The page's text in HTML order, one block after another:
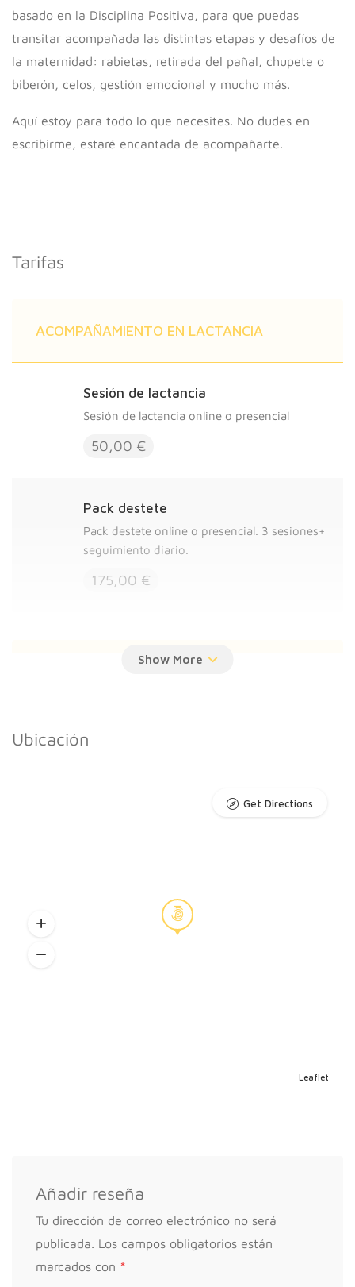
basado en la Disciplina Positiva, para que puedas
transitar acompañada las distintas etapas y desafíos de
la maternidad: rabietas, retirada del pañal, chupete o
biberón, celos, gestión emocional y mucho más.
Aquí estoy para todo lo que necesites. No dudes en
escribirme, estaré encantada de acompañarte.
Tarifas
ACOMPAÑAMIENTO EN LACTANCIA
Sesión de lactancia
Sesión de lactancia online o presencial
50,00 €
Pack destete
Pack destete online o presencial. 3 sesiones+
seguimiento diario.
175,00 €
Sesión online o presencial
revisiones de diarios semanales,
seguimiento diario y pautas por escrito.
ACOMPAÑAMIENTO EN CRIANZA
Sesión de acompañamiento
Sesión online o presencial de
Ubicación
Leaflet
Get Directions
Añadir reseña
Tu dirección de correo electrónico no será
publicada. Los campos obligatorios están
marcados con *